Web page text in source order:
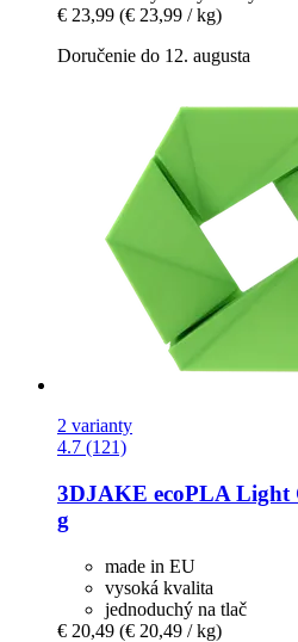
€ 23,99 (€ 23,99 / kg)
Doručenie do 12. augusta
2 varianty
4.7 (121)
3DJAKE ecoPLA Light
g
made in EU
vysoká kvalita
jednoduchý na tlač
€ 20,49 (€ 20,49 / kg)